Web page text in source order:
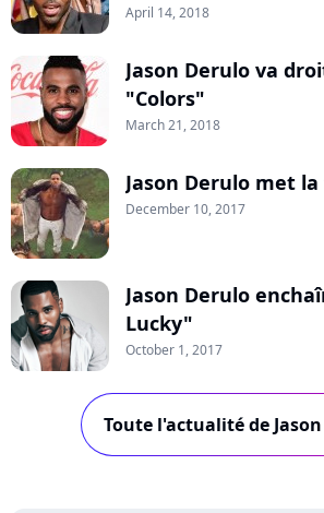
April 14, 2018
Jason Derulo va
"Colors"
March 21, 2018
Jason Derulo met
December 10, 2017
Jason Derulo
Lucky"
October 1, 2017
Toute l'actualité de